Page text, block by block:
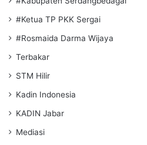
#Ketua TP PKK Sergai
#Rosmaida Darma Wijaya
Terbakar
STM Hilir
Kadin Indonesia
KADIN Jabar
Mediasi